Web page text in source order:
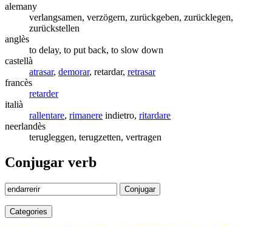
alemany
verlangsamen, verzögern, zurückgeben, zurücklegen,
zurückstellen
anglès
to delay, to put back, to slow down
castellà
atrasar, demorar, retardar, retrasar
francès
retarder
italià
rallentare, rimanere indietro, ritardare
neerlandès
terugleggen, terugzetten, vertragen
Conjugar verb
Conjugar
Categories